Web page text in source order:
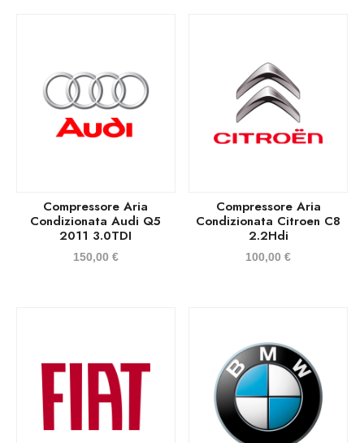
Compressore Aria
Condizionata Audi Q5
2011 3.0TDI
150,00 €
Compressore Aria
Condizionata Citroen C8
2.2Hdi
100,00€